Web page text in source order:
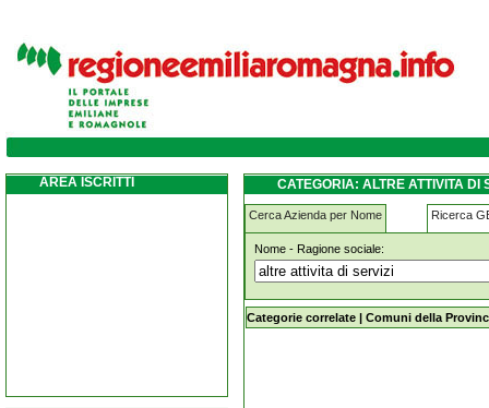
altre-attivita-di-servizi gossolengo
AREA ISCRITTI CATEGORIA: ALTRE ATTIVITA DI
Cerca Azienda per Nome Ricerca
Nome - Ragione sociale:
altre-attivita-di-servizi gossolengo
Categorie correlate | Comuni della